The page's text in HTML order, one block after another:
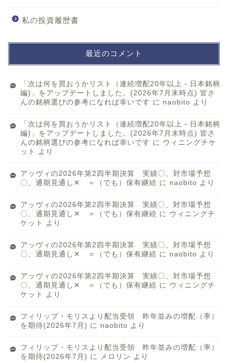
私の投資履歴書
最近のコメント
「次は何を買おうかリスト（連続増配20年以上－日本銘柄
編)」をアップデートしました。(2026年7月末時点) 皆さ
んの銘柄選びの参考になれば幸いです に naobito より
「次は何を買おうかリスト（連続増配20年以上－日本銘柄
編)」をアップデートしました。(2026年7月末時点) 皆さ
んの銘柄選びの参考になれば幸いです に ウィニングチケ
ット
より
アッヴィの2026年第2四半期決算 実績〇、対市場予想
〇、通期見通し✕ ＝（でも）保有継続 に naobito より
アッヴィの2026年第2四半期決算 実績〇、対市場予想
〇、通期見通し✕ ＝（でも）保有継続 に ウィニングチ
ケット
より
アッヴィの2026年第2四半期決算 実績〇、対市場予想
〇、通期見通し✕ ＝（でも）保有継続 に naobito より
アッヴィの2026年第2四半期決算 実績〇、対市場予想
〇、通期見通し✕ ＝（でも）保有継続 に ウィニングチ
ケット
より
フィリップ・モリスより配当受領 昨年並みの増配（率）
を期待(2026年7月) に naobito より
フィリップ・モリスより配当受領 昨年並みの増配（率）
を期待(2026年7月) に メロリン より